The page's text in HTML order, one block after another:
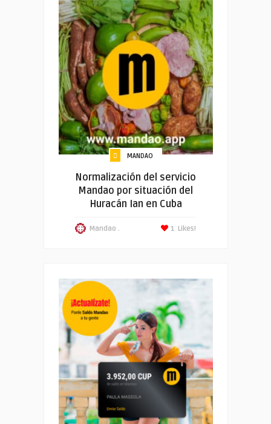
MANDAO
Normalización del servicio
Mandao por situación del
Huracán Ian en Cuba
Mandao . Likes!
1